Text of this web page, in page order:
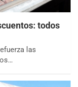
todos
las